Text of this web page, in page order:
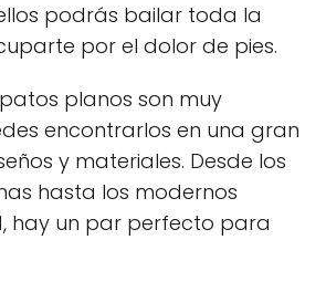
podrás bailar toda la
por el dolor de pies.
planos son muy
encontrarlos en una gran
y materiales. Desde los
hasta los modernos
hay un par perfecto para